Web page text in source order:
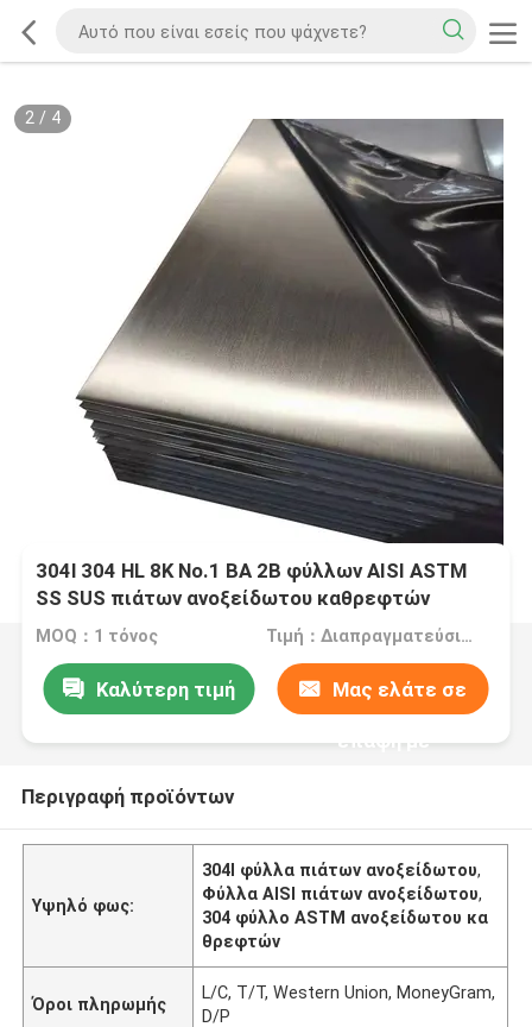
2/ 4
304l 304 HL 8K No.1 BA 2B φύλλων AISI ASTM
SS SUS πιάτων ανοξείδωτου καθρεφτών
MOQ：1 τόνος Τιμή：Διαπραγματεύσιμα
Καλύτερη τιμή Μας ελάτε σε
επαφή με
Περιγραφή προϊόντων
Υψηλό φως:
304l φύλλα πιάτων ανοξείδωτου,
Φύλλα AISI πιάτων ανοξείδωτου,
304 φύλλο ASTM ανοξείδωτου κα
θρεφτών
Όροι πληρωμής
L/C, T/T, Western Union, MoneyGram,
D/P